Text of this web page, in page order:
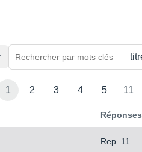
1 2 3 4 5 11
Réponses
Rep. 11